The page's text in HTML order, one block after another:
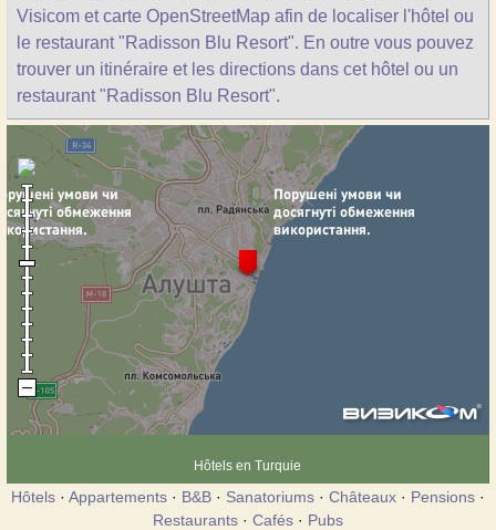
Visicom et carte OpenStreetMap afin de localiser l'hôtel ou
le restaurant "Radisson Blu Resort". En outre vous pouvez
trouver un itinéraire et les directions dans cet hôtel ou un
restaurant "Radisson Blu Resort".
Hôtels en Turquie
Hôtels · Appartements · B&B · Sanatoriums · Châteaux · Pensions ·
Restaurants · Cafés · Pubs